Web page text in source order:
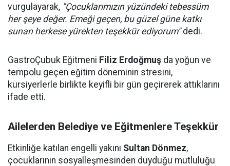
vurgulayarak, "Çocuklarımızın yüzündeki tebessüm
her şeye değer. Emeği geçen, bu güzel güne katkı
sunan herkese yürekten teşekkür ediyorum"dedi.
GastroÇubuk Eğitmeni Filiz Erdoğmuş da yoğun ve
tempolu geçen eğitim döneminin stresini,
kursiyerlerle birlikte keyifli bir gün geçirerek attıklarını
ifade etti.
Ailelerden Belediye ve Eğitmenlere Teşekkür
Etkinliğe katılan engelli yakını Sultan Dönmez,
çocuklarının sosyalleşmesinden duyduğu mutluluğu